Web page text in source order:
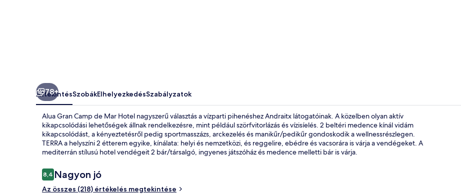
Medenceparti bár
78+
ÁttekintésSzobákElhelyezkedésSzabályzatok
Alua Gran Camp de Mar Hotel nagyszerű választás a vízparti pihenéshez Andraitx látogatóinak. A közelben olyan aktív
kikapcsolódási lehetőségek állnak rendelkezésre, mint például szörfvitorlázás és vízisíelés. 2 beltéri medence kínál vidám
kikapcsolódást, a kényeztetésről pedig sportmasszázs, arckezelés és manikűr/pedikűr gondoskodik a wellnessrészlegen.
TERRA a helyszíni 2 étterem egyike, kínálata: helyi és nemzetközi, és reggelire, ebédre és vacsorára is várja a vendégeket. A
mediterrán stílusú hotel vendégeit 2 bár/társalgó, ingyenes játszóház és medence melletti bár is várja.
Értékelések
8,48,4 ennyiből: 10
Nagyon jó
Az összes (218) értékelés megtekintése